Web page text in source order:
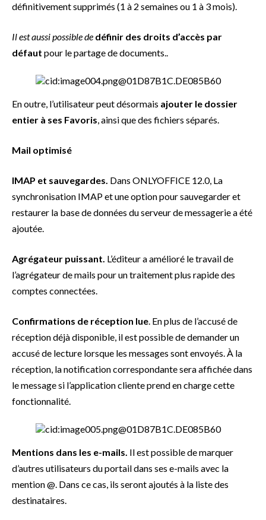
définitivement supprimés (1 à 2 semaines ou 1 à 3 mois).
Il est aussi possible de définir des droits d’accès par
défaut pour le partage de documents..
En outre, l’utilisateur peut désormais ajouter le dossier
entier à ses Favoris, ainsi que des fichiers séparés.
Mail optimisé
IMAP et sauvegardes. Dans ONLYOFFICE 12.0, La
synchronisation IMAP et une option pour sauvegarder et
restaurer la base de données du serveur de messagerie a été
ajoutée.
Agrégateur puissant. L’éditeur a amélioré le travail de
l’agrégateur de mails pour un traitement plus rapide des
comptes connectées.
Confirmations de réception lue. En plus de l’accusé de
réception déjà disponible, il est possible de demander un
accusé de lecture lorsque les messages sont envoyés. À la
réception, la notification correspondante sera affichée dans
le message si l’application cliente prend en charge cette
fonctionnalité.
Mentions dans les e-mails. Il est possible de marquer
d’autres utilisateurs du portail dans ses e-mails avec la
mention @. Dans ce cas, ils seront ajoutés à la liste des
destinataires.